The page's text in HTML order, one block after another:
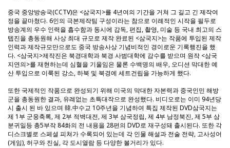
중국 중앙방송국(CCTV)은 <삼국지>를 4년여의 기간을 거쳐 그 길고 긴 제작여
정을 끝마쳤다. 6인의 극본제작팀 구성이라는 참으로 이례적인 시작을 필두로
방송계의 우수 인력을 흡수함과 동시에 감독, 편집, 촬영, 미술 등 국내 최고의 스
텝진을 총동원해 사상 최대 규모로 제작 완료된 <삼국지>는 작품에 투입된 제작
인력과 제작규모만으로도 중국 방송사상 기념비적인 경이로운 기록행진을 했
다. <삼국지>제작진은 북경대학과 북경 사범대학에 감수를 받으며 원작 <삼국
지연의>를 재현하는데 심혈을 기울임은 물론 수백명의 배우, 오디션 막대한 예
산 투입으로 이룩된 강소, 하북 및 북경에 세트건립을 가능하게 했다.
또한 국제적인 작품으로 완성되기 위해 미국의 막대한 자본력과 중국인민 해방
군을 총동원한 결과, 유례없는 초특대작으로 완성했다. 비디오로는 이미 94년당
시 출시 된 바 있으며 韓.中수교 10주년을 기념하여 특집 제작된 DVD삼국지는
제 1부 군웅축록, 제 2부 적벽대전, 제 3부 삼국정립, 제 4부 남정북진, 제 5부 삼
분귀일등 총5부작 84화의 전 내용을 28편의 DVD로 재구성돼 출시된다. 또한 각
디스크별로 스페셜 피쳐가 수록되어 있는데 각 인물 해설과 전술 전략, 고사성어
(게임), 허구와 진실, 각 도시열람 등 다양한 볼거리가 있다.